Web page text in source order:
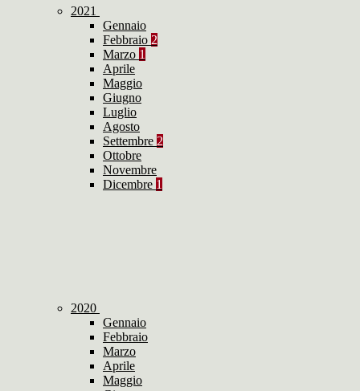
2021
Gennaio
Febbraio 2
Marzo 1
Aprile
Maggio
Giugno
Luglio
Agosto
Settembre 2
Ottobre
Novembre
Dicembre 1
2020
Gennaio
Febbraio
Marzo
Aprile
Maggio